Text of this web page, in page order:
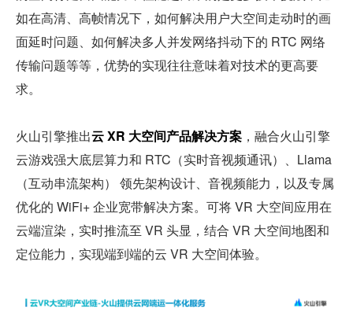
如在高清、高帧情况下，如何解决用户大空间走动时的画
面延时问题、如何解决多人并发网络抖动下的 RTC 网络
传输问题等等，优势的实现往往意味着对技术的更高要
求。
火山引擎推出云 XR 大空间产品解决方案 ，融合火山引擎
云游戏强大底层算力和 RTC（实时音视频通讯）、Llama
（互动串流架构） 领先架构设计、音视频能力，以及专属
优化的 WiFi+ 企业宽带解决方案。可将 VR 大空间应用在
云端渲染，实时推流至 VR 头显，结合 VR 大空间地图和
定位能力，实现端到端的云 VR 大空间体验。